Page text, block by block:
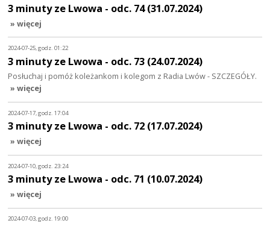
3 minuty ze Lwowa - odc. 74 (31.07.2024)
» więcej
2024-07-25, godz. 01:22
3 minuty ze Lwowa - odc. 73 (24.07.2024)
Posłuchaj i pomóż koleżankom i kolegom z Radia Lwów - SZCZEGÓŁY.
» więcej
2024-07-17, godz. 17:04
3 minuty ze Lwowa - odc. 72 (17.07.2024)
» więcej
2024-07-10, godz. 23:24
3 minuty ze Lwowa - odc. 71 (10.07.2024)
» więcej
2024-07-03, godz. 19:00